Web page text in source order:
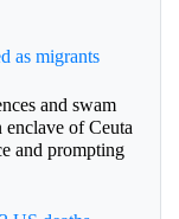
as migrants
and swam
of Ceuta
and prompting